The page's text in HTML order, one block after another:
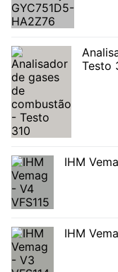
Testo
IHM
IHM